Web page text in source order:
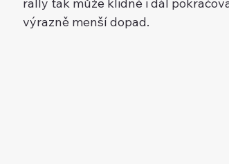
výrazně menší dopad.